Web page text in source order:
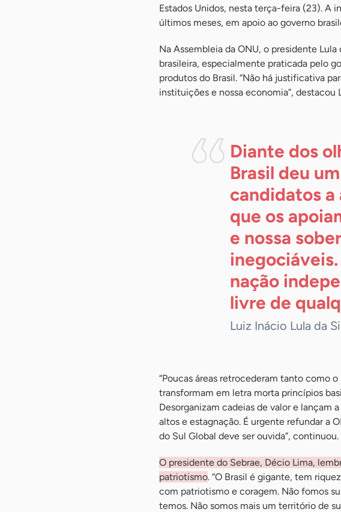
Estados Unidos, nesta terça-feira (23). A
últimos meses, em apoio ao governo
Na Assembleia da ONU, o presidente
brasileira, especialmente praticada pelo
produtos do Brasil. “Não há justificativa
instituições e nossa economia”, destacou
Diante dos
Brasil deu
candidatos a
que os
e nossa
nação
livre de
Luiz Inácio Lula da
“Poucas áreas retrocederam tanto como
transformam em letra morta princípios
Desorganizam cadeias de valor e lançam
altos e estagnação. É urgente refundar a
do Sul Global deve ser ouvida”, continuou.
O presidente do Sebrae, Décio Lima,
patriotismo. “O Brasil é gigante, tem
com patriotismo e coragem. Não fomos
temos. Não somos mais um território de